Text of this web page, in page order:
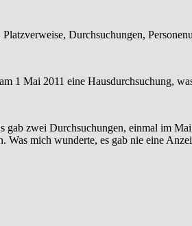
Durchsuchungen,
1 Mai 2011 eine Hausdurchsuchung,
gab zwei Durchsuchungen, einmal im
Was mich wunderte, es gab nie eine